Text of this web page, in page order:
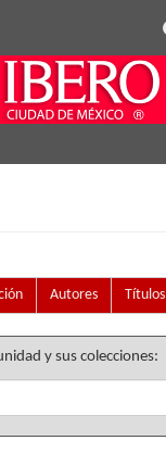
Autores Títulos
y sus colecciones: